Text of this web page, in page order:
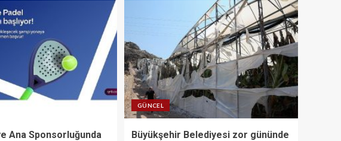
Ana Sponsorluğunda
GÜNCEL
Büyükşehir Belediyesi zor gününde